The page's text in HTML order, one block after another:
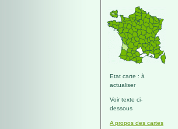
Etat carte : à
actualiser
Voir texte ci-
dessous
A propos des cartes